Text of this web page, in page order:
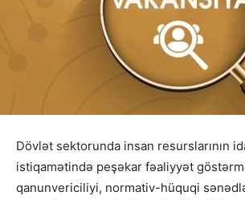
Dövlət sektorunda insan resurslarının
istiqamətində peşəkar fəaliyyət
qanunvericiliyi, normativ-hüquqi